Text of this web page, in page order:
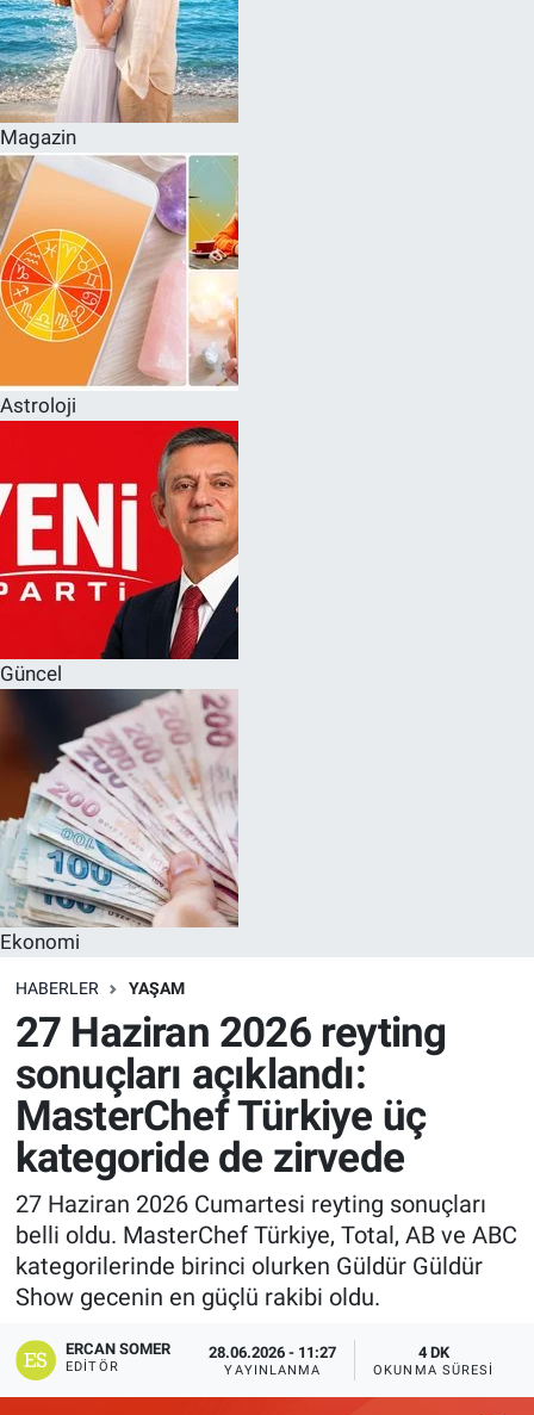
Magazin
Astroloji
Güncel
Ekonomi
HABERLER YAŞAM
27 Haziran 2026 reyting
sonuçları açıklandı:
MasterChef Türkiye üç
kategoride de zirvede
27 Haziran 2026 Cumartesi reyting sonuçları
belli oldu. MasterChef Türkiye, Total, AB ve ABC
kategorilerinde birinci olurken Güldür Güldür
Show gecenin en güçlü rakibi oldu.
ERCAN SOMER
EDITÖR
28.06.2026 - 11:27
YAYINLANMA
4 DK
OKUNMA SÜRESI